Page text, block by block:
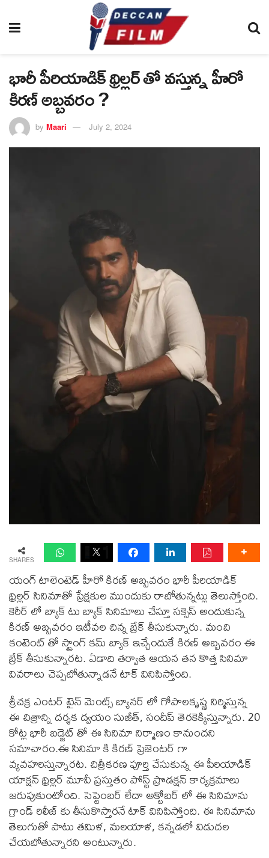
భారీ పీరియాడిక్ థ్రిల్లర్ తో వస్తున్న హీరో
కిరణ్ అబ్బవరం ?
by Maari July 2, 2024
SHARES
యంగ్ టాలెంటెడ్ హీరో కిరణ్ అబ్బవరం భారీ పీరియాడిక్
థ్రిల్లర్ సినిమాతో ప్రేక్షకుల ముందుకు రాబోతున్నట్లు తెలుస్తోంది.
కెరీర్ లో బ్యాక్ టు బ్యాక్ సినిమాలు చేస్తూ సక్సెస్ అందుకున్న
కిరణ్ అబ్బవరం ఇటీవల చిన్న బ్రేక్ తీసుకున్నారు. మంచి
కంటెంట్ తో స్ట్రాంగ్ కమ్ బ్యాక్ ఇచ్చేందుకే కిరణ్ అబ్బవరం ఈ
బ్రేక్ తీసుకున్నారట. ఏడాది తర్వాత ఆయన తన కొత్త సినిమా
వివరాలు చెప్పబోతున్నాడనే టాక్ వినిపిస్తోంది.
శ్రీచక్ర ఎంటర్ టైన్ మెంట్స్ బ్యానర్ లో గోపాలకృష్ణ నిర్మిస్తున్న
ఈ చిత్రాన్ని దర్శక ద్వయం సుజీత్, సందీప్ తెరకెక్కిస్తున్నారు. 20
కోట్ల భారీ బడ్జెట్ తో ఈ సినిమా నిర్మాణం కానుందని
సమాచారం.ఈ సినిమా కి కిరణ్ ప్రెజెంటర్ గా
వ్యవహరిస్తున్నారట. చిత్రీకరణ పూర్తి చేసుకున్న ఈ పీరియాడిక్
యాక్షన్ థ్రిల్లర్ మూవీ ప్రస్తుతం పోస్ట్ ప్రొడక్షన్ కార్యక్రమాలు
జరుపుకుంటోంది. సెప్టెంబర్ లేదా అక్టోబర్ లో ఈ సినిమాను
గ్రాండ్ రిలీజ్ కు తీసుకొస్తారనే టాక్ వినిపిస్తోంది. ఈ సినిమాను
తెలుగుతో పాటు తమిళ, మలయాళ, కన్నడలో విడుదల
చేయబోతున్నారని అంటున్నారు.